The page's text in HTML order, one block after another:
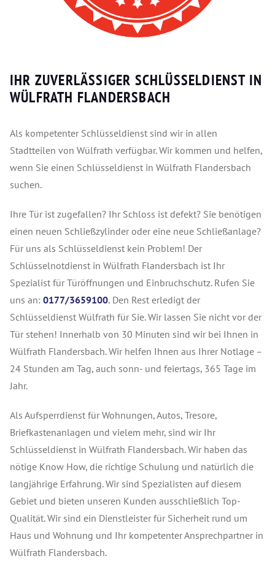
IHR ZUVERLÄSSIGER SCHLÜSSELDIENST IN
WÜLFRATH FLANDERSBACH
Als kompetenter Schlüsseldienst sind wir in allen
Stadtteilen von Wülfrath verfügbar. Wir kommen und helfen,
wenn Sie einen Schlüsseldienst in Wülfrath Flandersbach
suchen.
Ihre Tür ist zugefallen? Ihr Schloss ist defekt? Sie benötigen
einen neuen Schließzylinder oder eine neue Schließanlage?
Für uns als Schlüsseldienst kein Problem! Der
Schlüsselnotdienst in Wülfrath Flandersbach ist Ihr
Spezialist für Türöffnungen und Einbruchschutz.Rufen Sie
uns an: 0177/3659100. Den Rest erledigt der
Schlüsseldienst Wülfrath für Sie. Wir lassen Sie nicht vor der
Tür stehen! Innerhalb von 30 Minuten sind wir bei Ihnen in
Wülfrath Flandersbach. Wir helfen Ihnen aus Ihrer Notlage –
24 Stunden am Tag, auch sonn- und feiertags, 365 Tage im
Jahr.
Als Aufsperrdienst für Wohnungen, Autos, Tresore,
Briefkastenanlagen und vielem mehr, sind wir Ihr
Schlüsseldienst in Wülfrath Flandersbach. Wir haben das
nötige Know How, die richtige Schulung und natürlich die
langjährige Erfahrung. Wir sind Spezialisten auf diesem
Gebiet und bieten unseren Kunden ausschließlich Top-
Qualität. Wir sind ein Dienstleister für Sicherheit rund um
Haus und Wohnung und Ihr kompetenter Ansprechpartner in
Wülfrath Flandersbach.